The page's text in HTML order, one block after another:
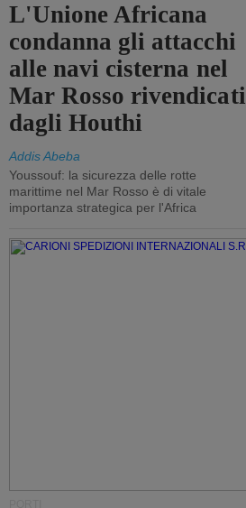
L'Unione Africana
condanna gli attacchi
alle navi cisterna nel
Mar Rosso rivendicati
dagli Houthi
Addis Abeba
Youssouf: la sicurezza delle rotte
marittime nel Mar Rosso è di vitale
importanza strategica per l'Africa